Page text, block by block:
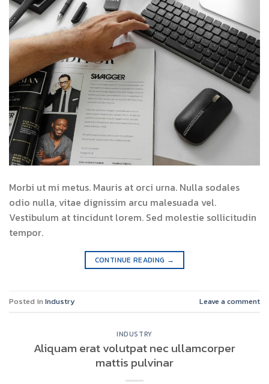
Morbi ut mi metus. Mauris at orci urna. Nulla sodales
odio nulla, vitae dignissim arcu malesuada vel.
Vestibulum at tincidunt lorem. Sed molestie sollicitudin
tempor.
CONTINUE READING →
Posted in Industry Leave a comment
INDUSTRY
Aliquam erat volutpat nec ullamcorper
mattis pulvinar